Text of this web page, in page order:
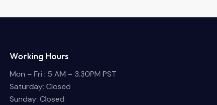
Working Hours
Mon – Fri : 5 AM – 3.30PM PST
Saturday: Closed
Sunday: Closed